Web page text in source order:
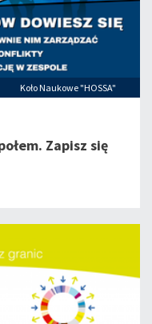
Koło Naukowe "HOSSA"
Zapisz się